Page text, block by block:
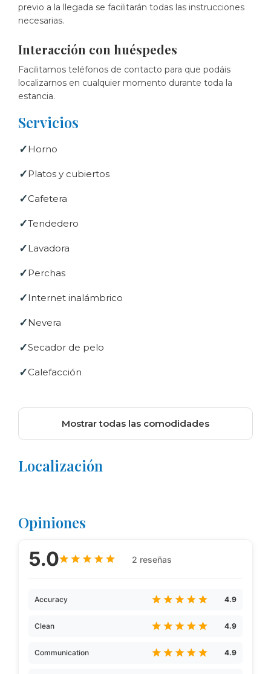
previo a la llegada se facilitarán todas las instrucciones
necesarias.
Interacción con huéspedes
Facilitamos teléfonos de contacto para que podáis
localizarnos en cualquier momento durante toda la
estancia.
Servicios
Horno
Platos y cubiertos
Cafetera
Tendedero
Lavadora
Perchas
Internet inalámbrico
Nevera
Secador de pelo
Calefacción
Mostrar todas las comodidades
Localización
Opiniones
5.0 2 reseñas
Accuracy 4.9
Clean 4.9
Communication 4.9